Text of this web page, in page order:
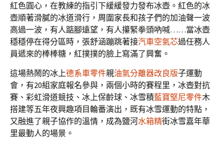
紅色圓心，在教練的指引下緩緩發力發布冰壺。紅色的冰
壺順著滑膩的冰道滑行，周圍家長和孩子們的加油聲一波
高過一波，有人踮腳遠望，有人攥緊拳頭吶喊……當冰壺
穩穩停在得分區時，張舒涵蹦跳著接汽車空氣芯過任務人
員遞來的棒棒糖，紅撲撲的臉上寫滿了興奮。
這場熱鬧的冰上德系車零件親油氣分離器改良版子運動
會，有20組家庭報名參與，兩個小時的賽程里，冰壺對抗
賽、彩虹滑道競技、冰上保齡球、冰雪積藍寶堅尼零件木
搭建等五年夜興趣項目輪番演出，既有冰雪運動的特點，
又融進了親子協作的溫情，成為鹽河水箱精街冰雪嘉年華
里最動人的場景。